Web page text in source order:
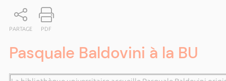
PARTAGE PDF
Pasquale Baldovini à la BU